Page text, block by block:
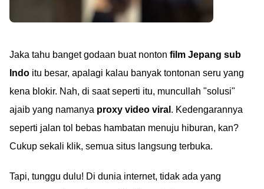
Jaka tahu banget godaan buat nonton film Jepang sub
Indo itu besar, apalagi kalau banyak tontonan seru yang
kena blokir. Nah, di saat seperti itu, muncullah "solusi"
ajaib yang namanya proxy video viral . Kedengarannya
seperti jalan tol bebas hambatan menuju hiburan, kan?
Cukup sekali klik, semua situs langsung terbuka.
Tapi, tunggu dulu! Di dunia internet, tidak ada yang